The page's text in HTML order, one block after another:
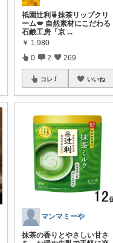
祇園辻利🍵抹茶リップクリ
ーム💋 自然素材にこだわる
石鹸工房「京 ...
￥ 1,980
0 2 269
コレ いいね
マンマミーや
抹茶の香りとやさしい甘さ